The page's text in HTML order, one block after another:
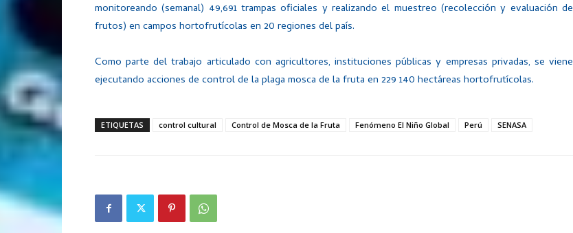
monitoreando (semanal) 49,691 trampas oficiales y realizando el muestreo (recolección y evaluación de
frutos) en campos hortofrutícolas en 20 regiones del país.
Como parte del trabajo articulado con agricultores, instituciones públicas y empresas privadas, se viene
ejecutando acciones de control de la plaga mosca de la fruta en 229 140 hectáreas hortofrutícolas.
ETIQUETAS control cultural Control de Mosca de la Fruta Fenómeno El Niño Global Perú SENASA